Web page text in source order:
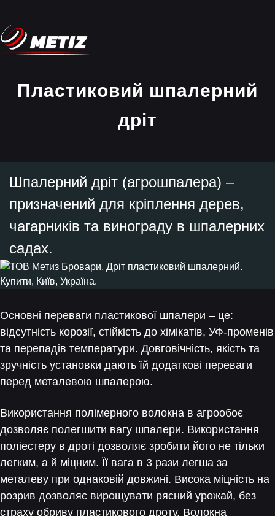
Пластиковий шпалерний
дріт
Шпалерний дріт (агрошпалера) –
призначений для кріплення дерев,
чагарників та винограду в шпалерних
садах.
Основні переваги пластикової шпалери – це:
відсутність корозії, стійкість до хімікатів, УФ-променів
та перепадів температури. Довговічність, якість та
зручність установки дають їй додаткові переваги
перед металевою шпалерою.
Використання полімерного волокна в агрообоє
дозволяє полегшити вагу шпалери. Використання
поліестеру в дроті дозволяє зробити його не тільки
легким, а й міцним. Її вага в 3 рази легша за
металеву при однаковій довжині. Висока міцність на
розрив дозволяє вирощувати рясний урожай, без
страху обриву пластикового дроту. Волокна